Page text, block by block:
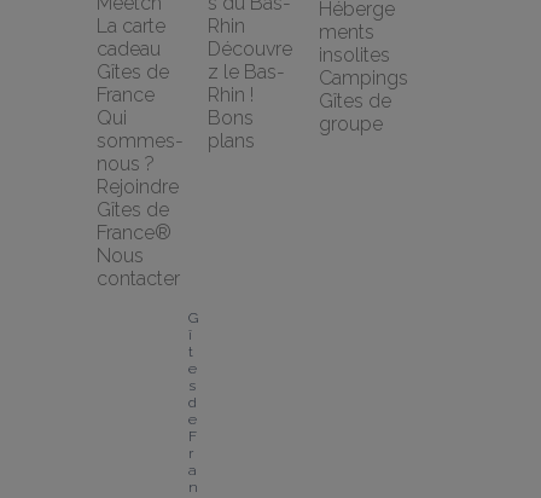
La carte
cadeau
Gîtes de
France
Qui
sommes-
nous ?
Rejoindre
Gîtes de
France®
Nous
contacter
Rhin
Découvre
z le Bas-
Rhin !
Bons
plans
Héberge
ments
insolites
Campings
Gîtes de
groupe
G
î
t
e
s
d
e
F
r
a
n